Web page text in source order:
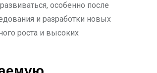
особенно после
и разработки новых
роста и высоких